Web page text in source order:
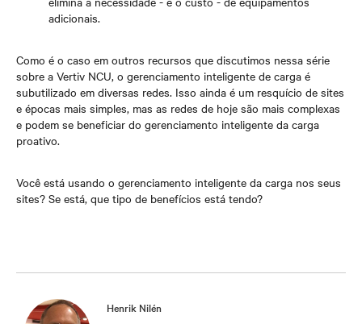
adicionais.
Como é o caso em outros recursos que discutimos nessa série
sobre a Vertiv NCU, o gerenciamento inteligente de carga é
subutilizado em diversas redes. Isso ainda é um resquício de sites
e épocas mais simples, mas as redes de hoje são mais complexas
e podem se beneficiar do gerenciamento inteligente da carga
proativo.
Você está usando o gerenciamento inteligente da carga nos seus
sites? Se está, que tipo de benefícios está tendo?
Henrik Nilén